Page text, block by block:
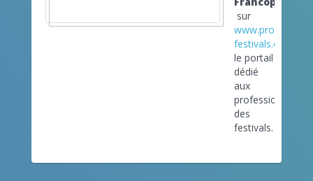
sur
www.pro-
festivals.com
le portail
dédié
aux
professionnels
des
festivals.